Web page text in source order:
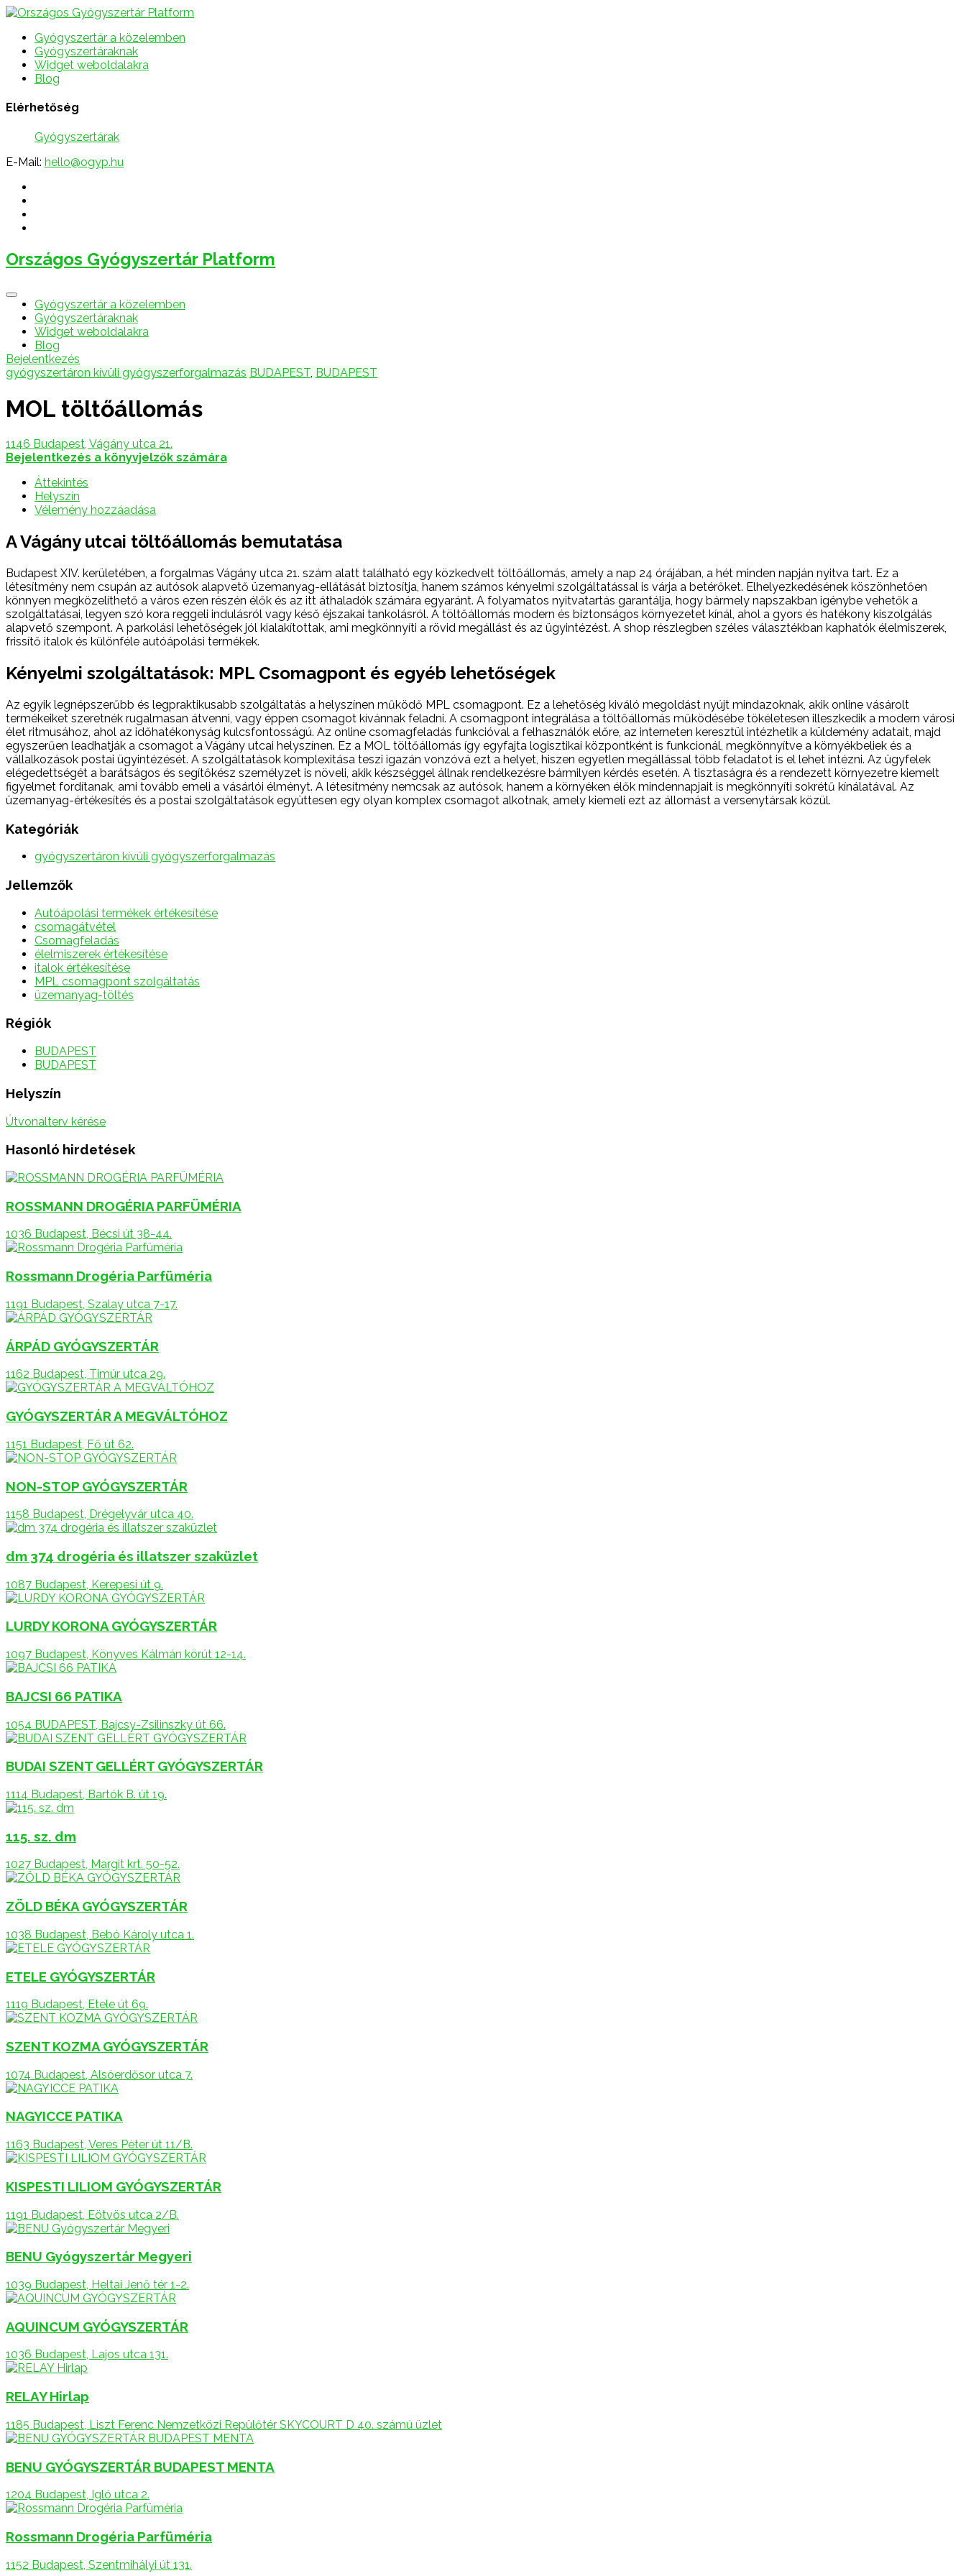
Gyógyszertár a közelemben
Gyógyszertáraknak
Widget weboldalakra
Blog
Elérhetőség
Gyógyszertárak
E-Mail: hello@ogyp.hu
Országos Gyógyszertár Platform
Gyógyszertár a közelemben
Gyógyszertáraknak
Widget weboldalakra
Blog
Bejelentkezés
gyógyszertáron kívüli gyógyszerforgalmazás BUDAPEST, BUDAPEST
MOL töltőállomás
1146 Budapest, Vágány utca 21.
Bejelentkezés a könyvjelzők számára
Áttekintés
Helyszín
Vélemény hozzáadása
A Vágány utcai töltőállomás bemutatása
Budapest XIV. kerületében, a forgalmas Vágány utca 21. szám alatt található egy közkedvelt töltőállomás, amely a nap 24 órájában, a hét minden napján nyitva tart. Ez a
létesítmény nem csupán az autósok alapvető üzemanyag-ellátását biztosítja, hanem számos kényelmi szolgáltatással is várja a betérőket. Elhelyezkedésének köszönhetően
könnyen megközelíthető a város ezen részén élők és az itt áthaladók számára egyaránt. A folyamatos nyitvatartás garantálja, hogy bármely napszakban igénybe vehetők a
szolgáltatásai, legyen szó kora reggeli indulásról vagy késő éjszakai tankolásról. A töltőállomás modern és biztonságos környezetet kínál, ahol a gyors és hatékony kiszolgálás
alapvető szempont. A parkolási lehetőségek jól kialakítottak, ami megkönnyíti a rövid megállást és az ügyintézést. A shop részlegben széles választékban kaphatók élelmiszerek,
frissítő italok és különféle autóápolási termékek.
Kényelmi szolgáltatások: MPL Csomagpont és egyéb lehetőségek
Az egyik legnépszerűbb és legpraktikusabb szolgáltatás a helyszínen működő MPL csomagpont. Ez a lehetőség kiváló megoldást nyújt mindazoknak, akik online vásárolt
termékeiket szeretnék rugalmasan átvenni, vagy éppen csomagot kívánnak feladni. A csomagpont integrálása a töltőállomás működésébe tökéletesen illeszkedik a modern városi
élet ritmusához, ahol az időhatékonyság kulcsfontosságú. Az online csomagfeladás funkcióval a felhasználók előre, az interneten keresztül intézhetik a küldemény adatait, majd
egyszerűen leadhatják a csomagot a Vágány utcai helyszínen. Ez a MOL töltőállomás így egyfajta logisztikai központként is funkcionál, megkönnyítve a környékbeliek és a
vállalkozások postai ügyintézését. A szolgáltatások komplexitása teszi igazán vonzóvá ezt a helyet, hiszen egyetlen megállással több feladatot is el lehet intézni. Az ügyfelek
elégedettségét a barátságos és segítőkész személyzet is növeli, akik készséggel állnak rendelkezésre bármilyen kérdés esetén. A tisztaságra és a rendezett környezetre kiemelt
figyelmet fordítanak, ami tovább emeli a vásárlói élményt. A létesítmény nemcsak az autósok, hanem a környéken élők mindennapjait is megkönnyíti sokrétű kínálatával. Az
üzemanyag-értékesítés és a postai szolgáltatások együttesen egy olyan komplex csomagot alkotnak, amely kiemeli ezt az állomást a versenytársak közül.
Kategóriák
gyógyszertáron kívüli gyógyszerforgalmazás
Jellemzők
Autóápolási termékek értékesítése
csomagátvétel
Csomagfeladás
élelmiszerek értékesítése
italok értékesítése
MPL csomagpont szolgáltatás
üzemanyag-töltés
Régiók
BUDAPEST
BUDAPEST
Helyszín
Útvonalterv kérése
Hasonló hirdetések
ROSSMANN DROGÉRIA PARFÜMÉRIA
1036 Budapest, Bécsi út 38-44.
Rossmann Drogéria Parfüméria
1191 Budapest, Szalay utca 7-17.
ÁRPÁD GYÓGYSZERTÁR
1162 Budapest, Timúr utca 29.
GYÓGYSZERTÁR A MEGVÁLTÓHOZ
1151 Budapest, Fő út 62.
NON-STOP GYÓGYSZERTÁR
1158 Budapest, Drégelyvár utca 40.
dm 374 drogéria és illatszer szaküzlet
1087 Budapest, Kerepesi út 9.
LURDY KORONA GYÓGYSZERTÁR
1097 Budapest, Könyves Kálmán körút 12-14.
BAJCSI 66 PATIKA
1054 BUDAPEST, Bajcsy-Zsilinszky út 66.
BUDAI SZENT GELLÉRT GYÓGYSZERTÁR
1114 Budapest, Bartók B. út 19.
115. sz. dm
1027 Budapest, Margit krt. 50-52.
ZÖLD BÉKA GYÓGYSZERTÁR
1038 Budapest, Bebó Károly utca 1.
ETELE GYÓGYSZERTÁR
1119 Budapest, Etele út 69.
SZENT KOZMA GYÓGYSZERTÁR
1074 Budapest, Alsóerdősor utca 7.
NAGYICCE PATIKA
1163 Budapest, Veres Péter út 11/B.
KISPESTI LILIOM GYÓGYSZERTÁR
1191 Budapest, Eötvös utca 2/B.
BENU Gyógyszertár Megyeri
1039 Budapest, Heltai Jenő tér 1-2.
AQUINCUM GYÓGYSZERTÁR
1036 Budapest, Lajos utca 131.
RELAY Hirlap
1185 Budapest, Liszt Ferenc Nemzetközi Repülőtér SKYCOURT D 40. számú üzlet
BENU GYÓGYSZERTÁR BUDAPEST MENTA
1204 Budapest, Igló utca 2.
Rossmann Drogéria Parfüméria
1152 Budapest, Szentmihályi út 131.